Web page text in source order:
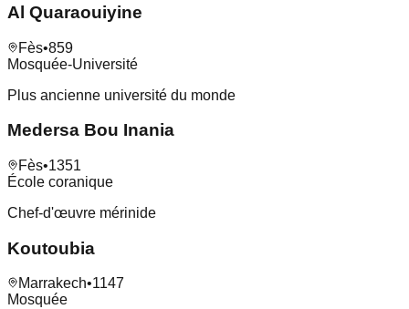
Al Quaraouiyine
Fès•859
Mosquée-Université
Plus ancienne université du monde
Medersa Bou Inania
Fès•1351
École coranique
Chef-d'œuvre mérinide
Koutoubia
Marrakech•1147
Mosquée